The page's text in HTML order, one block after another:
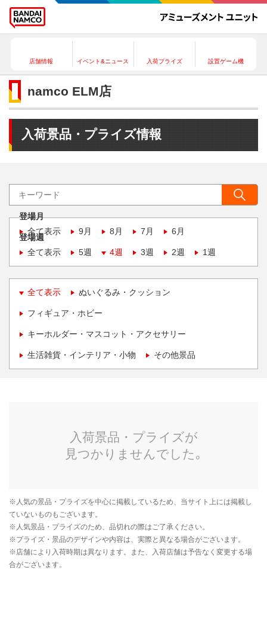
店舗情報 イベント&ニュース 入荷プライズ 設置ゲーム機
namco ELM店
入荷景品・プライズ情報
登場月
全て表示
9月 8月 7月 6月
登場週
全て表示
5週 4週 3週 2週 1週
全て表示 ぬいぐるみ・クッション
フィギュア・ホビー
キーホルダー・マスコット・アクセサリー
生活雑貨・インテリア・小物 その他景品